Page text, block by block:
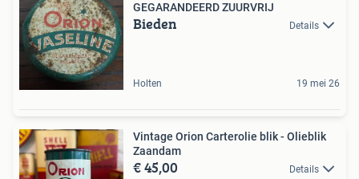
GEGARANDEERD ZUURVRIJ
Bieden Details
Holten 19 mei 26
Vintage Orion Carterolie blik - Olieblik
Zaandam
€ 45,00 Details